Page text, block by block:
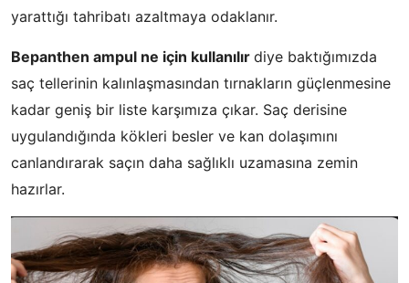
yarattığı tahribatı azaltmaya odaklanır.
Bepanthen ampul ne için kullanılır diye baktığımızda
saç tellerinin kalınlaşmasından tırnakların güçlenmesine
kadar geniş bir liste karşımıza çıkar. Saç derisine
uygulandığında kökleri besler ve kan dolaşımını
canlandırarak saçın daha sağlıklı uzamasına zemin
hazırlar.